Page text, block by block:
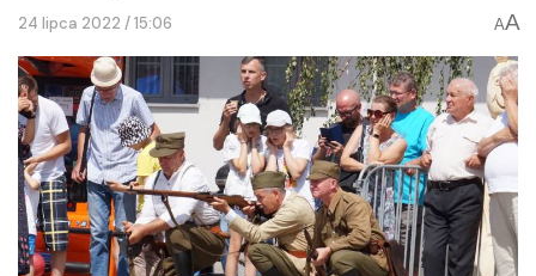
24 lipca 2022 / 15:06 AA